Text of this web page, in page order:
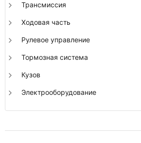
Трансмиссия
Ходовая часть
Рулевое управление
Тормозная система
Кузов
Электрооборудование